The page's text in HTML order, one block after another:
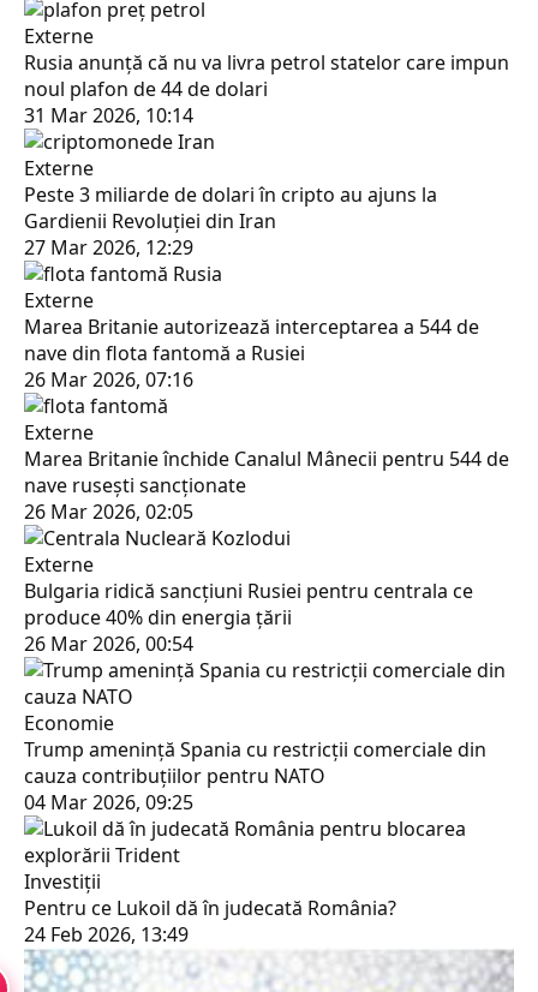
Externe
Rusia anunță că nu va livra petrol statelor care impun
noul plafon de 44 de dolari
31 Mar 2026, 10:14
Externe
Peste 3 miliarde de dolari în cripto au ajuns la
Gardienii Revoluției din Iran
27 Mar 2026, 12:29
Externe
Marea Britanie autorizează interceptarea a 544 de
nave din flota fantomă a Rusiei
26 Mar 2026, 07:16
Externe
Marea Britanie închide Canalul Mânecii pentru 544 de
nave rusești sancționate
26 Mar 2026, 02:05
Externe
Bulgaria ridică sancțiuni Rusiei pentru centrala ce
produce 40% din energia țării
26 Mar 2026, 00:54
Economie
Trump amenință Spania cu restricții comerciale din
cauza contribuţiilor pentru NATO
04 Mar 2026, 09:25
Investiții
Pentru ce Lukoil dă în judecată România?
24 Feb 2026, 13:49